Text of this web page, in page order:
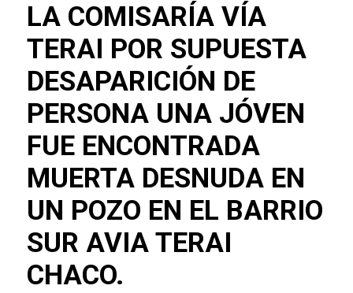
LA COMISARÍA VÍA
TERAI POR SUPUESTA
DESAPARICIÓN DE
PERSONA UNA JÓVEN
FUE ENCONTRADA
MUERTA DESNUDA EN
UN POZO EN EL BARRIO
SUR AVIA TERAI
CHACO.